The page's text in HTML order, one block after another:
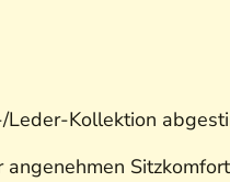
Leder-Kollektion